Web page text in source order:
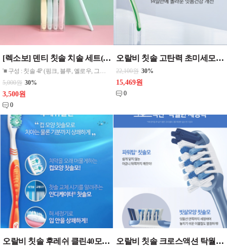
[렉소보] 덴티 칫솔 치솔 세트(4P)
'■ 구성 : 칫솔 4P (핑크, 블루, 옐로우, 그레이) - 섬세한 칫솔모가 치아 표면과 틈새까지 깨끗하게 관리 가능 - 부드러운 칫솔모로 잇몸에 자극 없이 편안한 사용감 - 숯(비초탄) 함유로 구취 제거에 도움을 줄 수 있음
5,000원 30%
3,500원
0
오랄비 칫솔 고탄력 초미세모 그린티 1입 {12개 한케이스단위 판매} 치솔
22,100원 30%
15,469원
0
오랄비 칫솔 후레쉬 클린40모1입_(12개 한케이스단위 판매} 치솔 오랄비 칫솔 크로스액션 탁월한세정 35모 1입_{12개 한케이스단위 판매}